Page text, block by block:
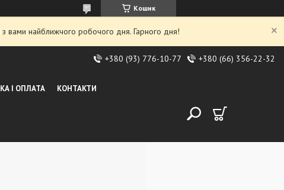
Кошик
найближчого робочого дня. Гарного дня!
+380 (93) 776-10-77 +380 (66) 356-22-32
І ОПЛАТА КОНТАКТИ